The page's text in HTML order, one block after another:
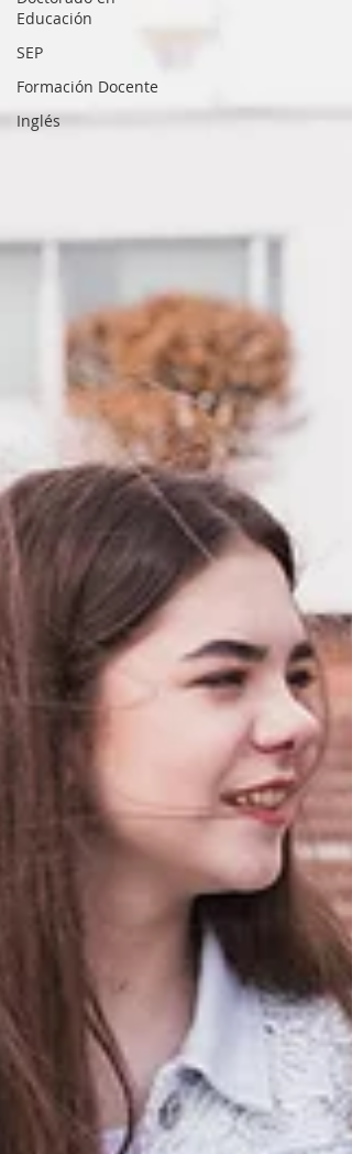
Educación
SEP
Formación Docente
Inglés